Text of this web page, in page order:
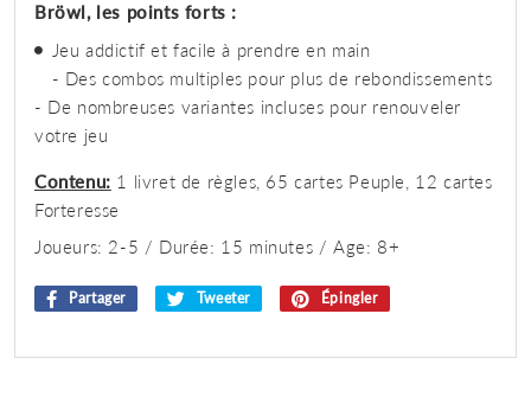
Bröwl, les points forts :
Jeu addictif et facile à prendre en main
- Des combos multiples pour plus de rebondissements
- De nombreuses variantes incluses pour renouveler
votre jeu
Contenu: 1 livret de règles, 65 cartes Peuple, 12 cartes
Forteresse
Joueurs: 2-5 / Durée: 15 minutes / Age: 8+
Partager
Partager
Tweeter
Tweeter
Épingler